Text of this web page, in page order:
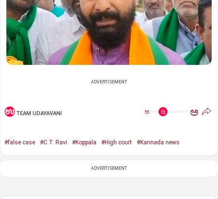
ADVERTISEMENT
TEAM UDAYAVANI ಅ ಅ
#false case #C.T. Ravi #Koppala #High court #Kannada news
ADVERTISEMENT